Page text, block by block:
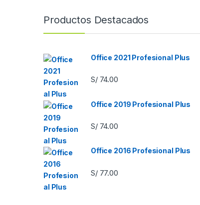
Productos Destacados
Office 2021 Profesional Plus
S/74.00
Office 2019 Profesional Plus
S/74.00
Office 2016 Profesional Plus
S/77.00